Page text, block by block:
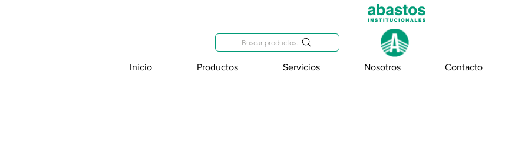
Buscar productos..
Inicio Productos Servicios Nosotros Contacto